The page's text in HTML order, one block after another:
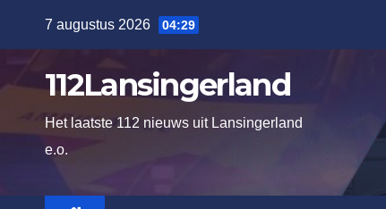
inhoud
7 augustus 2026 04:29
112Lansingerland
Het laatste 112 nieuws uit Lansingerland
e.o.